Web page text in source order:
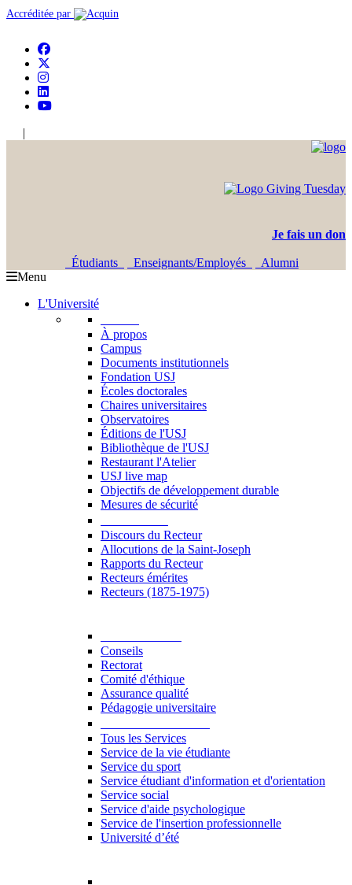
Accréditée par
|
Je fais un don
Étudiants Enseignants/Employés
Alumni
Menu
L'Université
À propos
Campus
Documents institutionnels
Fondation USJ
Écoles doctorales
Chaires universitaires
Observatoires
Éditions de l'USJ
Bibliothèque de l'USJ
Restaurant l'Atelier
USJ live map
Objectifs de développement durable
Mesures de sécurité
Discours du Recteur
Allocutions de la Saint-Joseph
Rapports du Recteur
Recteurs émérites
Recteurs (1875-1975)
Conseils
Rectorat
Comité d'éthique
Assurance qualité
Pédagogie universitaire
Tous les Services
Service de la vie étudiante
Service du sport
Service étudiant d'information et d'orientation
Service social
Service d'aide psychologique
Service de l'insertion professionnelle
Université d’été